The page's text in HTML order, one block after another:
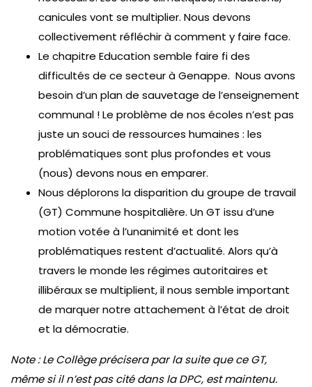
canicules vont se multiplier. Nous devons
collectivement réfléchir à comment y faire face.
Le chapitre Education semble faire fi des
difficultés de ce secteur à Genappe. Nous avons
besoin d’un plan de sauvetage de l’enseignement
communal ! Le problème de nos écoles n’est pas
juste un souci de ressources humaines : les
problématiques sont plus profondes et vous
(nous) devons nous en emparer.
Nous déplorons la disparition du groupe de travail
(GT) Commune hospitalière. Un GT issu d’une
motion votée à l’unanimité et dont les
problématiques restent d’actualité. Alors qu’à
travers le monde les régimes autoritaires et
illibéraux se multiplient, il nous semble important
de marquer notre attachement à l’état de droit
et la démocratie.
Note : Le Collège précisera par la suite que ce GT,
même si il n’est pas cité dans la DPC, est maintenu.